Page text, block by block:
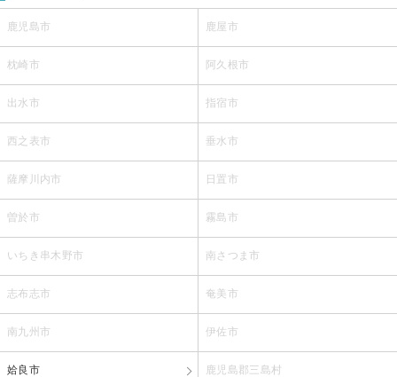
鹿児島市 鹿屋市
枕崎市 阿久根市
出水市 指宿市
西之表市 垂水市
薩摩川内市 日置市
曽於市 霧島市
いちき串木野市 南さつま市
志布志市 奄美市
南九州市 伊佐市
姶良市 鹿児島郡三島村